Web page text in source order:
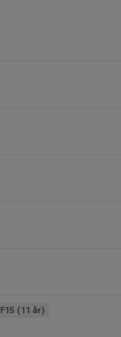
F15 (11 år)